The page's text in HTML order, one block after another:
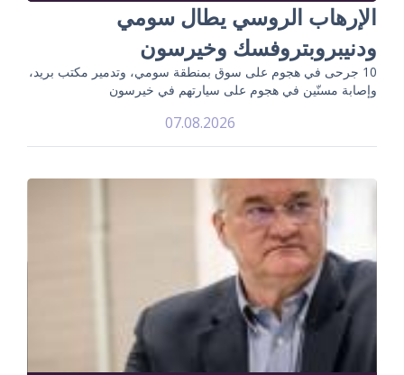
الإرهاب الروسي يطال سومي
ودنيبروبتروفسك وخيرسون
10 جرحى في هجوم على سوق بمنطقة سومي، وتدمير مكتب بريد،
وإصابة مسنّين في هجوم على سيارتهم في خيرسون
07.08.2026